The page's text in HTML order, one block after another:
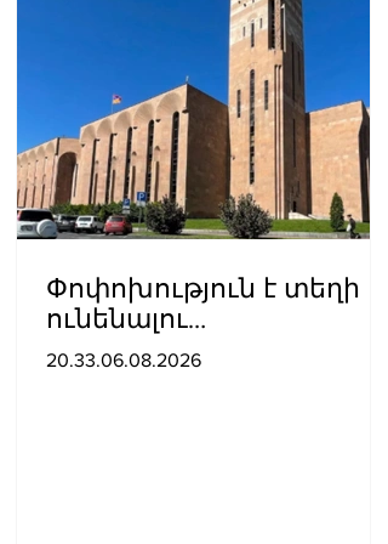
Փոփոխություն է տեղի
ունենալու
ավտոբուսային
20.33.06.08.2026